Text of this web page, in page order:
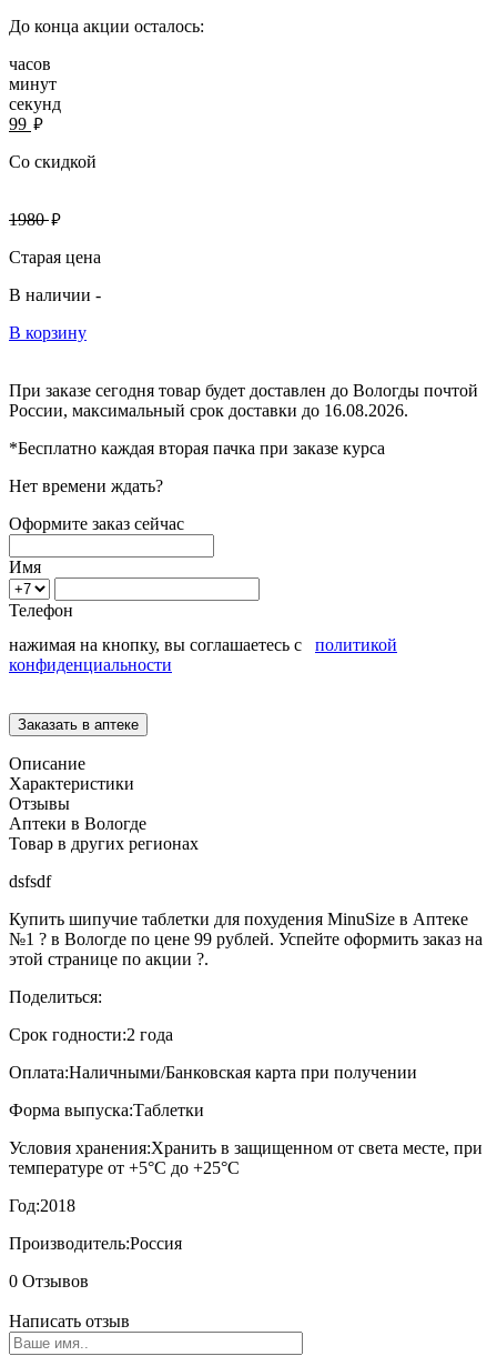
До конца акции осталось:
часов
минут
секунд
99 руб.
Со скидкой
1980руб.
Старая цена
В наличии -
В корзину
При заказе сегодня товар будет доставлен до Вологды почтой
России, максимальный срок доставки до 16.08.2026.
*Бесплатно каждая вторая пачка при заказе курса
Нет времени ждать?
Оформите заказ сейчас
Имя
Телефон
нажимая на кнопку, вы соглашаетесь с политикой
конфиденциальности
Описание
Характеристики
Отзывы
Аптеки в Вологде
Товар в других регионах
dsfsdf
Купить шипучие таблетки для похудения MinuSize в Аптеке
№1 ? в Вологде по цене 99 рублей. Успейте оформить заказ на
этой странице по акции ?.
Поделиться:
Срок годности:2 года
Оплата:Наличными/Банковская карта при получении
Форма выпуска:Таблетки
Условия хранения:Хранить в защищенном от света месте, при
температуре от +5°С до +25°С
Год:2018
Производитель:Россия
0 Отзывов
Написать отзыв